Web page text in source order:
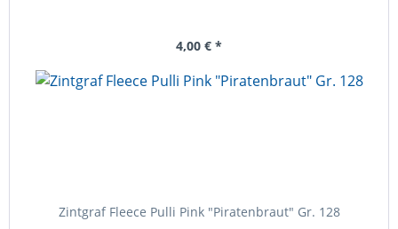
4,00 € *
Zintgraf Fleece Pulli Pink "Piratenbraut" Gr. 128